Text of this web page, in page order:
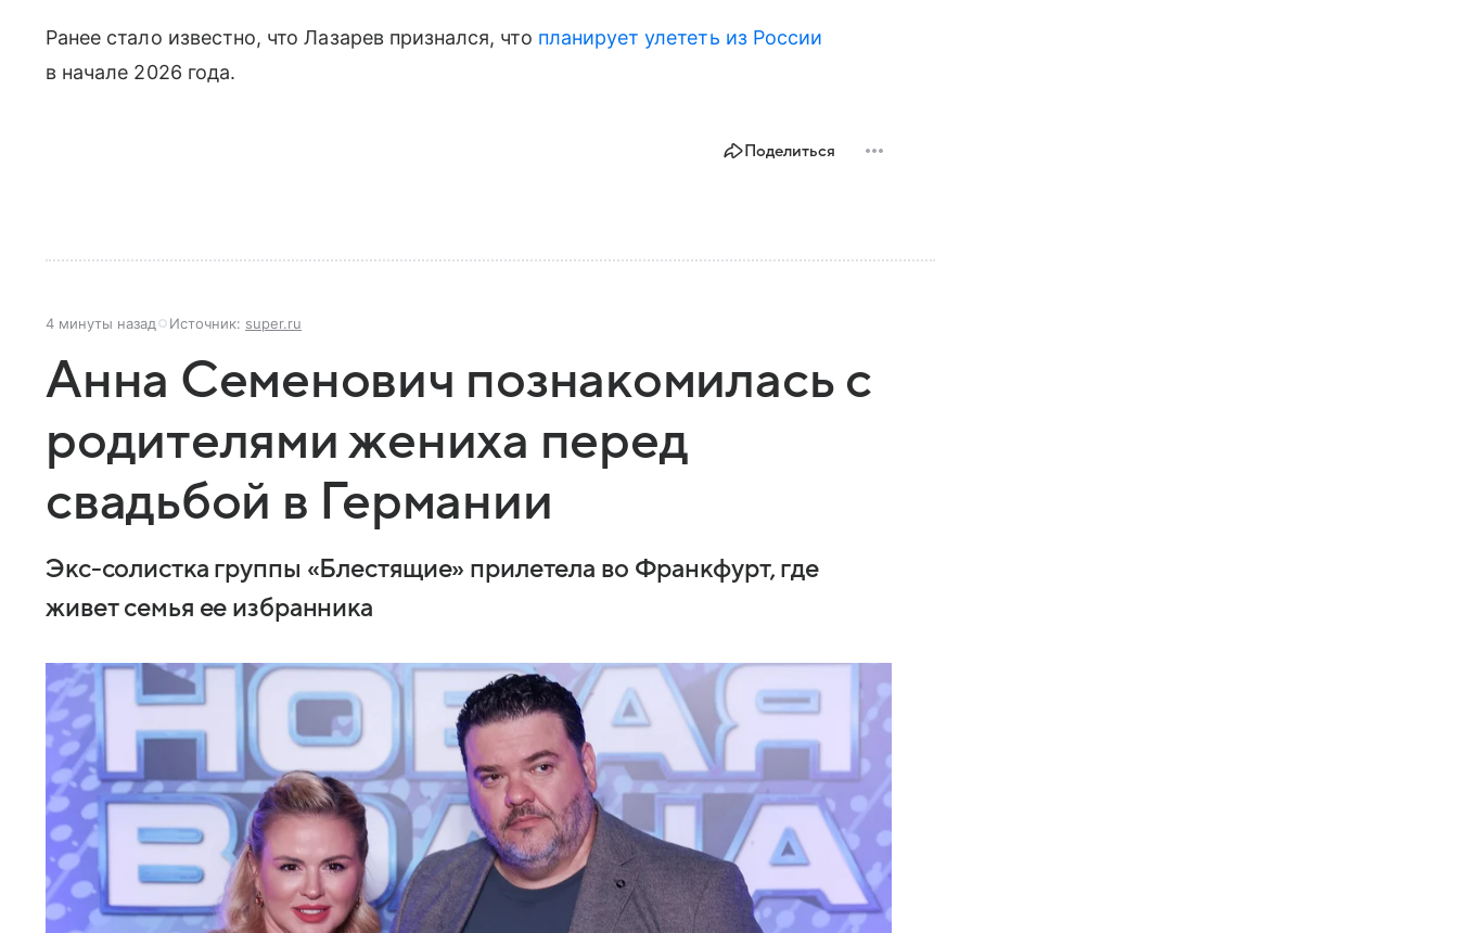
Ранее стало известно, что Лазарев признался, что планирует улететь из России
в начале 2026 года.
Поделиться
4 минуты назад Источник: super.ru
Анна Семенович познакомилась с
родителями жениха перед
свадьбой в Германии
Экс-солистка группы «Блестящие» прилетела во Франкфурт, где
живет семья ее избранника